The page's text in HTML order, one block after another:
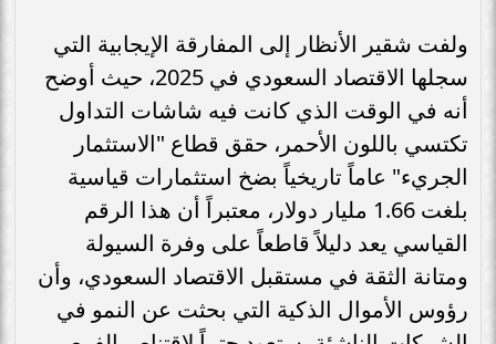
ولفت شقير الأنظار إلى المفارقة الإيجابية التي
سجلها الاقتصاد السعودي في 2025، حيث أوضح
أنه في الوقت الذي كانت فيه شاشات التداول
تكتسي باللون الأحمر، حقق قطاع "الاستثمار
الجريء" عاماً تاريخياً بضخ استثمارات قياسية
بلغت 1.66 مليار دولار، معتبراً أن هذا الرقم
القياسي يعد دليلاً قاطعاً على وفرة السيولة
ومتانة الثقة في مستقبل الاقتصاد السعودي، وأن
رؤوس الأموال الذكية التي بحثت عن النمو في